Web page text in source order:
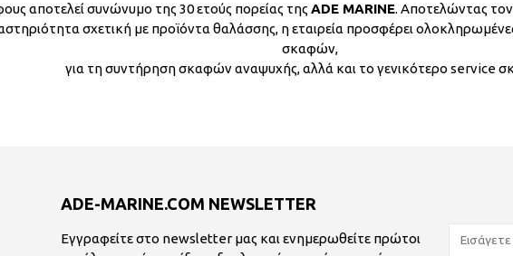
αποτελεί συνώνυμο της 30 ετούς πορείας της ADE MARINE. Αποτελώντας
σχετική με προϊόντα θαλάσσης, η εταιρεία προσφέρει
σκαφών,
για τη συντήρηση σκαφών αναψυχής, αλλά και το γενικότερο service
ADE-MARINE.COM NEWSLETTER
Εγγραφείτε στο newsletter μας και ενημερωθείτε πρώτοι